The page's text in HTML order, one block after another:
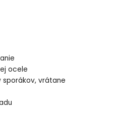
ocele
vrátane